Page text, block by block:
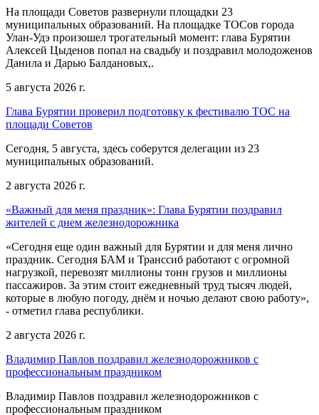
На площади Советов развернули площадки 23
муниципальных образований. На площадке ТОСов города
Улан-Удэ произошел трогательный момент: глава Бурятии
Алексей Цыденов попал на свадьбу и поздравил молодоженов
Данила и Дарью Балдановых,.
5 августа 2026 г.
Глава Бурятии проверил подготовку к фестивалю ТОС на
площади Советов
Сегодня, 5 августа, здесь соберутся делегации из 23
муниципальных образований.
2 августа 2026 г.
«Важный для меня праздник»: Глава Бурятии поздравил
жителей с днем железнодорожника
«Сегодня еще один важный для Бурятии и для меня лично
праздник. Сегодня БАМ и Транссиб работают с огромной
нагрузкой, перевозят миллионы тонн грузов и миллионы
пассажиров. За этим стоит ежедневный труд тысяч людей,
которые в любую погоду, днём и ночью делают свою работу»,
- отметил глава республики.
2 августа 2026 г.
Владимир Павлов поздравил железнодорожников с
профессиональным праздником
Владимир Павлов поздравил железнодорожников с
профессиональным праздником